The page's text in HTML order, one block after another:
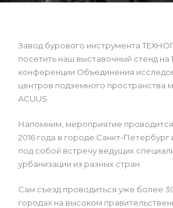
Завод бурового инструмента
посетить наш выставочный стенд на
конференции Объединения
центров подземного пространства
ACUUS.
Напомним, мероприятие проводится
2016 года в городе Санкт-
под собой встречу ведущих
урбанизации из разных стран.
Сам съезд проводиться уже более
городах на высоком